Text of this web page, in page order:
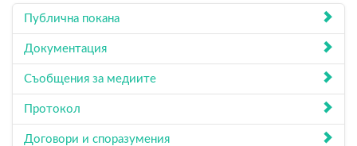
Публична покана
Документация
Съобщения за медиите
Протокол
Договори и споразумения